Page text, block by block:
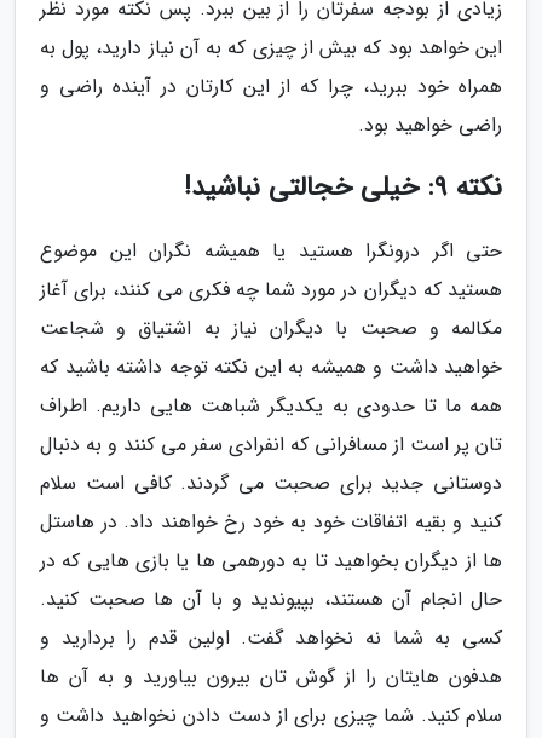
زیادی از بودجه سفرتان را از بین ببرد. پس نکته مورد نظر
این خواهد بود که بیش از چیزی که به آن نیاز دارید، پول به
همراه خود ببرید، چرا که از این کارتان در آینده راضی و
راضی خواهید بود.
نکته 9: خیلی خجالتی نباشید!
حتی اگر درونگرا هستید یا همیشه نگران این موضوع
هستید که دیگران در مورد شما چه فکری می کنند، برای آغاز
مکالمه و صحبت با دیگران نیاز به اشتیاق و شجاعت
خواهید داشت و همیشه به این نکته توجه داشته باشید که
همه ما تا حدودی به یکدیگر شباهت هایی داریم. اطراف
تان پر است از مسافرانی که انفرادی سفر می کنند و به دنبال
دوستانی جدید برای صحبت می گردند. کافی است سلام
کنید و بقیه اتفاقات خود به خود رخ خواهند داد. در هاستل
ها از دیگران بخواهید تا به دورهمی ها یا بازی هایی که در
حال انجام آن هستند، بپیوندید و با آن ها صحبت کنید.
کسی به شما نه نخواهد گفت. اولین قدم را بردارید و
هدفون هایتان را از گوش تان بیرون بیاورید و به آن ها
سلام کنید. شما چیزی برای از دست دادن نخواهید داشت و